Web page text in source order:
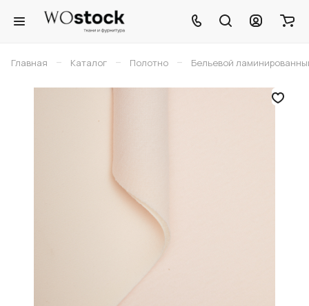
Главная – Каталог – Полотно – Бельевой